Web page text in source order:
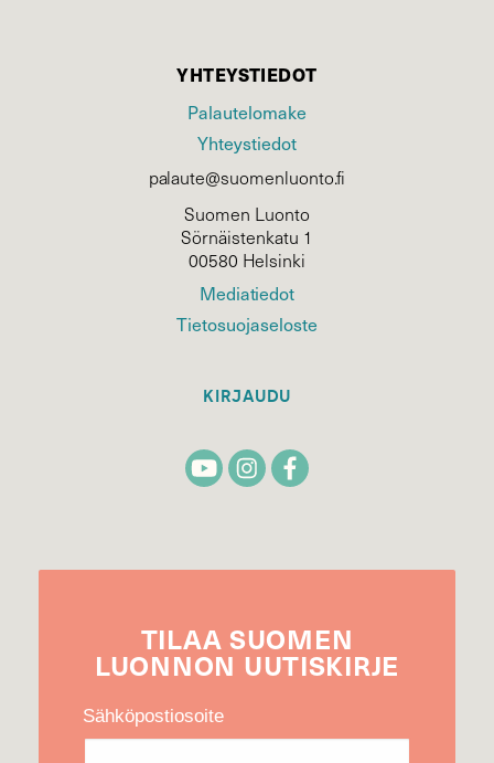
YHTEYSTIEDOT
Palautelomake
Yhteystiedot
palaute@suomenluonto.fi
Suomen Luonto
Sörnäistenkatu 1
00580 Helsinki
Mediatiedot
Tietosuojaseloste
KIRJAUDU
TILAA SUOMEN
LUONNON UUTIS­KIRJE
Sähköpostiosoite